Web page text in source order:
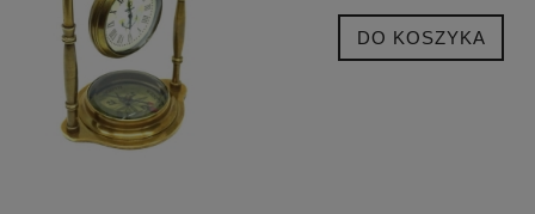
DO KOSZYKA